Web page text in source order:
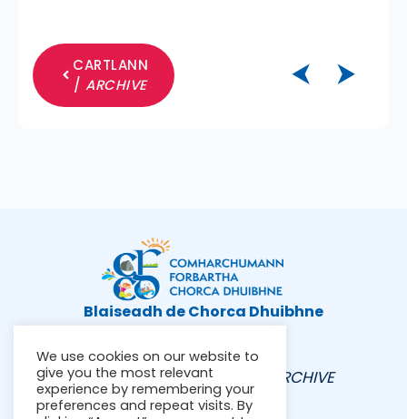
CARTLANN
/ARCHIVE ⮜ ⮞
Blaiseadh de Chorca Dhuibhne
FÚINN |ABOUT CARTLANN / ARCHIVE
We use cookies on our website to
give you the most relevant
experience by remembering your
preferences and repeat visits. By